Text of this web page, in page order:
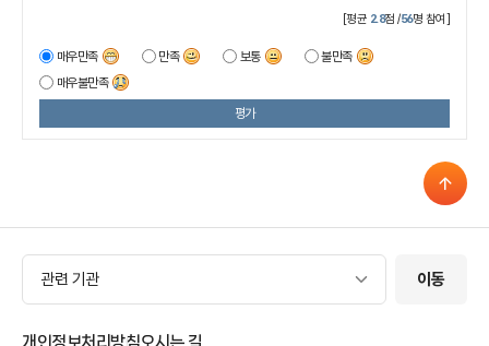
[평균 2.8점 /56명 참여]
매우만족 만족 보통
불만족
매우불만족
평가
관련 기관
관련 기관 이동
개인정보처리방침오시는 길